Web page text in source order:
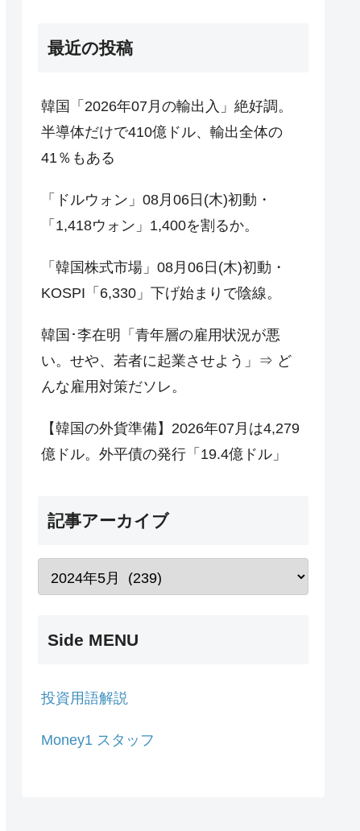
最近の投稿
韓国「2026年07月の輸出入」絶好調。
半導体だけで410億ドル、輸出全体の
41％もある
「ドルウォン」08月06日(木)初動・
「1,418ウォン」1,400を割るか。
「韓国株式市場」08月06日(木)初動・
KOSPI「6,330」下げ始まりで陰線。
韓国･李在明「青年層の雇用状況が悪
い。せや、若者に起業させよう」⇒ ど
んな雇用対策だソレ。
【韓国の外貨準備】2026年07月は4,279
億ドル。外平債の発行「19.4億ドル」
記事アーカイブ
Side MENU
投資用語解説
Money1 スタッフ